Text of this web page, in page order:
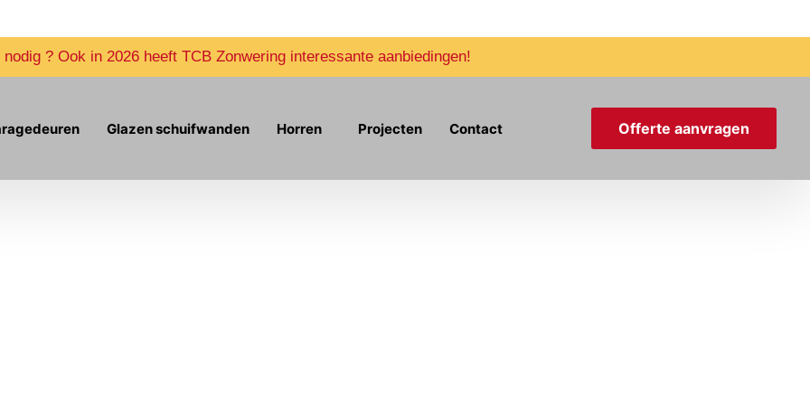
nodig ? Ook in 2026 heeft TCB Zonwering interessante aanbiedingen!
Glazen schuifwanden Horren Projecten Contact Offerte aanvragen